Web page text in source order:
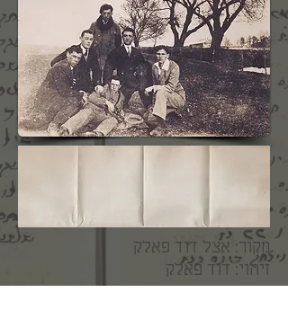
מקור: אצל דוד פאלק
זיהוי: דוד פאלק